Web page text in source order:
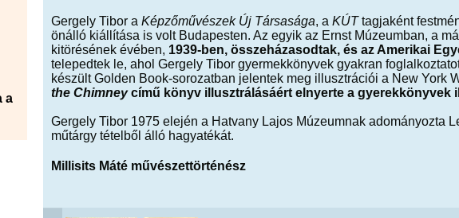
a
Gergely Tibor a Képzőművészek Új Társasága, a KÚTtagjaként
önálló kiállítása is volt Budapesten. Az egyik az Ernst Múzeumban, a
kitörésének évében, 1939-ben, összeházasodtak, és az Amerikai
telepedtek le, ahol Gergely Tibor gyermekkönyvek gyakran
készült Golden Book-sorozatban jelentek meg illusztrációi a New York
the Chimneycímű könyv illusztrálásáért elnyerte a gyerekkönyvek
Gergely Tibor 1975 elején a Hatvany Lajos Múzeumnak adományozta
műtárgy tételből álló hagyatékát.
Millisits Máté művészettörténész